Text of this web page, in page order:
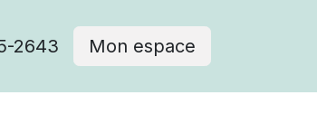
2643 Mon espace